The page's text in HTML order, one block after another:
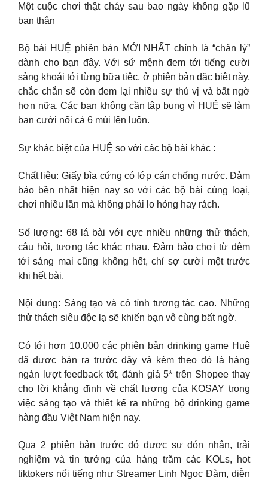
Một cuộc chơi thật cháy sau bao ngày không gặp lũ
bạn thân
Bộ bài HUỆ phiên bản MỚI NHẤT chính là “chân lý”
dành cho bạn đây. Với sứ mệnh đem tới tiếng cười
sảng khoái tới từng bữa tiệc, ở phiên bản đặc biệt này,
chắc chắn sẽ còn đem lại nhiều sự thú vị và bất ngờ
hơn nữa. Các bạn không cần tập bụng vì HUỆ sẽ làm
bạn cười nổi cả 6 múi lên luôn.
Sự khác biệt của HUỆ so với các bộ bài khác :
Chất liệu: Giấy bìa cứng có lớp cán chống nước. Đảm
bảo bền nhất hiện nay so với các bộ bài cùng loại,
chơi nhiều lần mà không phải lo hỏng hay rách.
Số lượng: 68 lá bài với cực nhiều những thử thách,
câu hỏi, tương tác khác nhau. Đảm bảo chơi từ đêm
tới sáng mai cũng không hết, chỉ sợ cười mệt trước
khi hết bài.
Nội dung: Sáng tạo và có tính tương tác cao. Những
thử thách siêu độc lạ sẽ khiến bạn vô cùng bất ngờ.
Có tới hơn 10.000 các phiên bản drinking game Huệ
đã được bán ra trước đây và kèm theo đó là hàng
ngàn lượt feedback tốt, đánh giá 5* trên Shopee thay
cho lời khẳng định về chất lượng của KOSAY trong
việc sáng tạo và thiết kế ra những bộ drinking game
hàng đầu Việt Nam hiện nay.
Qua 2 phiên bản trước đó được sự đón nhận, trải
nghiệm và tin tưởng của hàng trăm các KOLs, hot
tiktokers nổi tiếng như Streamer Linh Ngọc Đàm, diễn